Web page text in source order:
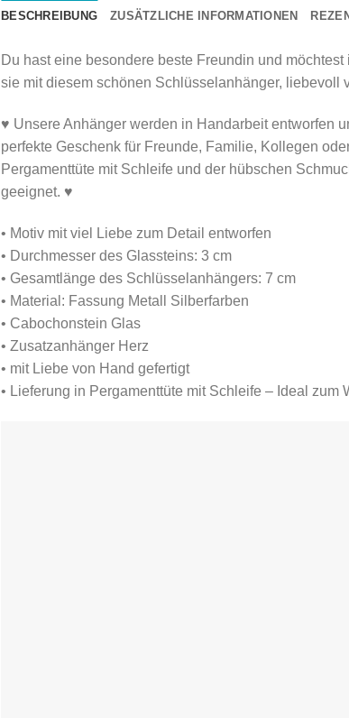
BESCHREIBUNG ZUSÄTZLICHE INFORMATIONEN
Du hast eine besondere beste Freundin und
sie mit diesem schönen Schlüsselanhänger, liebevoll
♥ Unsere Anhänger werden in Handarbeit entworfen
perfekte Geschenk für Freunde, Familie, Kollegen
Pergamenttüte mit Schleife und der hübschen
geeignet. ♥
• Motiv mit viel Liebe zum Detail entworfen
• Durchmesser des Glassteins: 3 cm
• Gesamtlänge des Schlüsselanhängers: 7 cm
• Material: Fassung Metall Silberfarben
• Cabochonstein Glas
• Zusatzanhänger Herz
• mit Liebe von Hand gefertigt
• Lieferung in Pergamenttüte mit Schleife – Ideal zum